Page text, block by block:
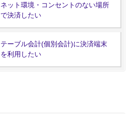
ネット環境・コンセントのない場所
で決済したい
テーブル会計(個別会計)に決済端末
を利用したい